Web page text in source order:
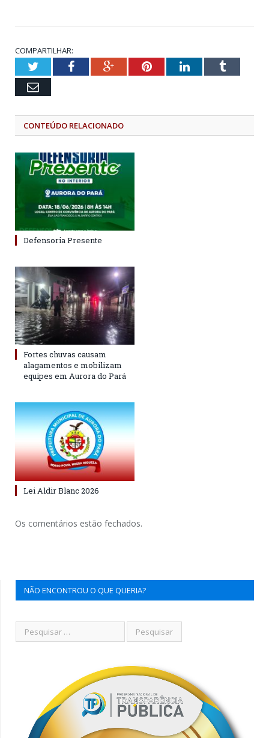
COMPARTILHAR:
TwitterFacebookGoogle+PinterestLinkedInTumblr
Email
CONTEÚDO RELACIONADO
Defensoria Presente
Fortes chuvas causam
alagamentos e mobilizam
equipes em Aurora do Pará
Lei Aldir Blanc 2026
Os comentários estão fechados.
NÃO ENCONTROU O QUE QUERIA?